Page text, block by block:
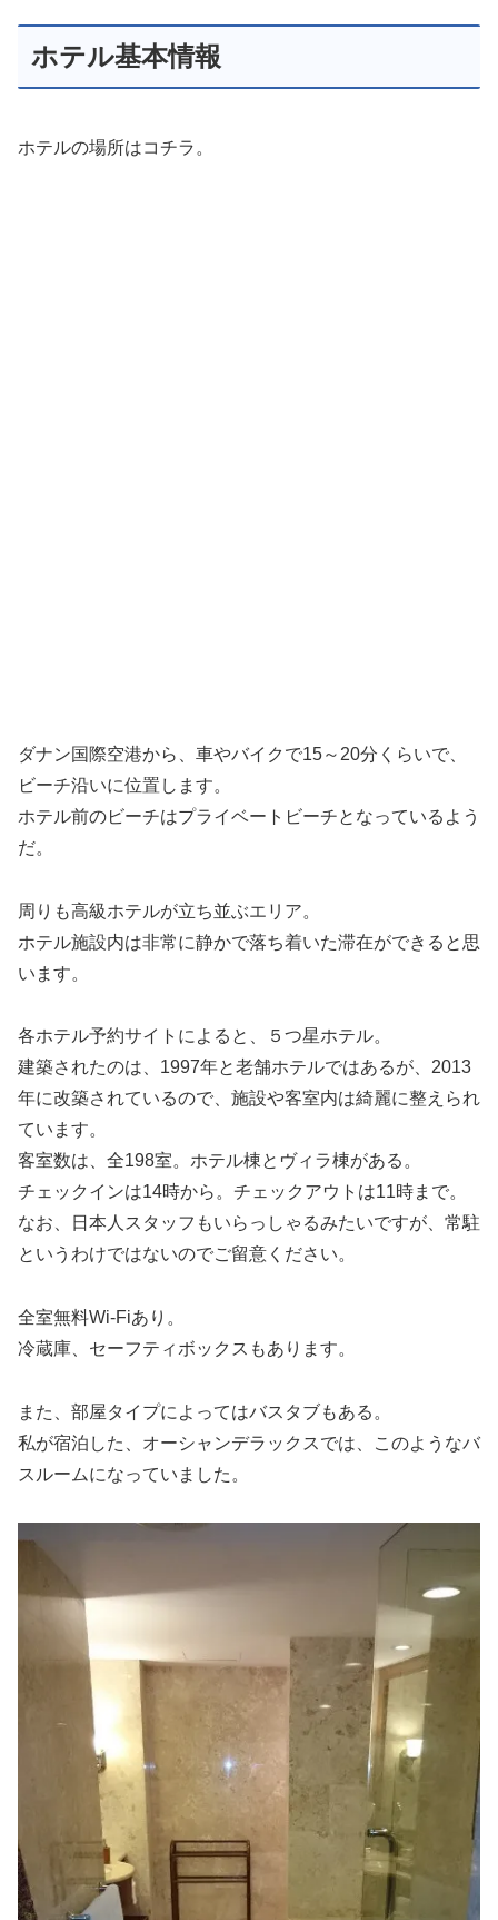
ホテル基本情報
ホテルの場所はコチラ。
ダナン国際空港から、車やバイクで15～20分くらいで、
ビーチ沿いに位置します。
ホテル前のビーチはプライベートビーチとなっているよう
だ。
周りも高級ホテルが立ち並ぶエリア。
ホテル施設内は非常に静かで落ち着いた滞在ができると思
います。
各ホテル予約サイトによると、５つ星ホテル。
建築されたのは、1997年と老舗ホテルではあるが、2013
年に改築されているので、施設や客室内は綺麗に整えられ
ています。
客室数は、全198室。ホテル棟とヴィラ棟がある。
チェックインは14時から。チェックアウトは11時まで。
なお、日本人スタッフもいらっしゃるみたいですが、常駐
というわけではないのでご留意ください。
全室無料Wi-Fiあり。
冷蔵庫、セーフティボックスもあります。
また、部屋タイプによってはバスタブもある。
私が宿泊した、オーシャンデラックスでは、このようなバ
スルームになっていました。